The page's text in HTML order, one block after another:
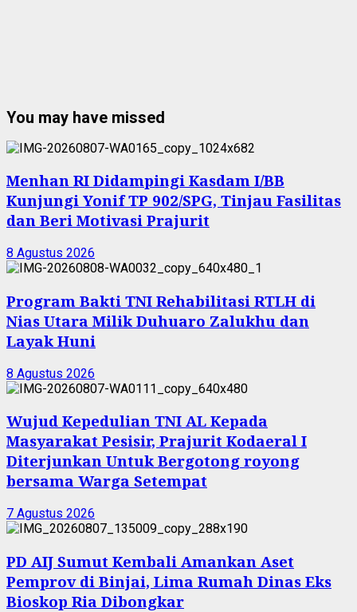
You may have missed
Menhan RI Didampingi Kasdam I/BB
Kunjungi Yonif TP 902/SPG, Tinjau Fasilitas
dan Beri Motivasi Prajurit
8 Agustus 2026
Program Bakti TNI Rehabilitasi RTLH di
Nias Utara Milik Duhuaro Zalukhu dan
Layak Huni
8 Agustus 2026
Wujud Kepedulian TNI AL Kepada
Masyarakat Pesisir, Prajurit Kodaeral I
Diterjunkan Untuk Bergotong royong
bersama Warga Setempat
7 Agustus 2026
PD AIJ Sumut Kembali Amankan Aset
Pemprov di Binjai, Lima Rumah Dinas Eks
Bioskop Ria Dibongkar